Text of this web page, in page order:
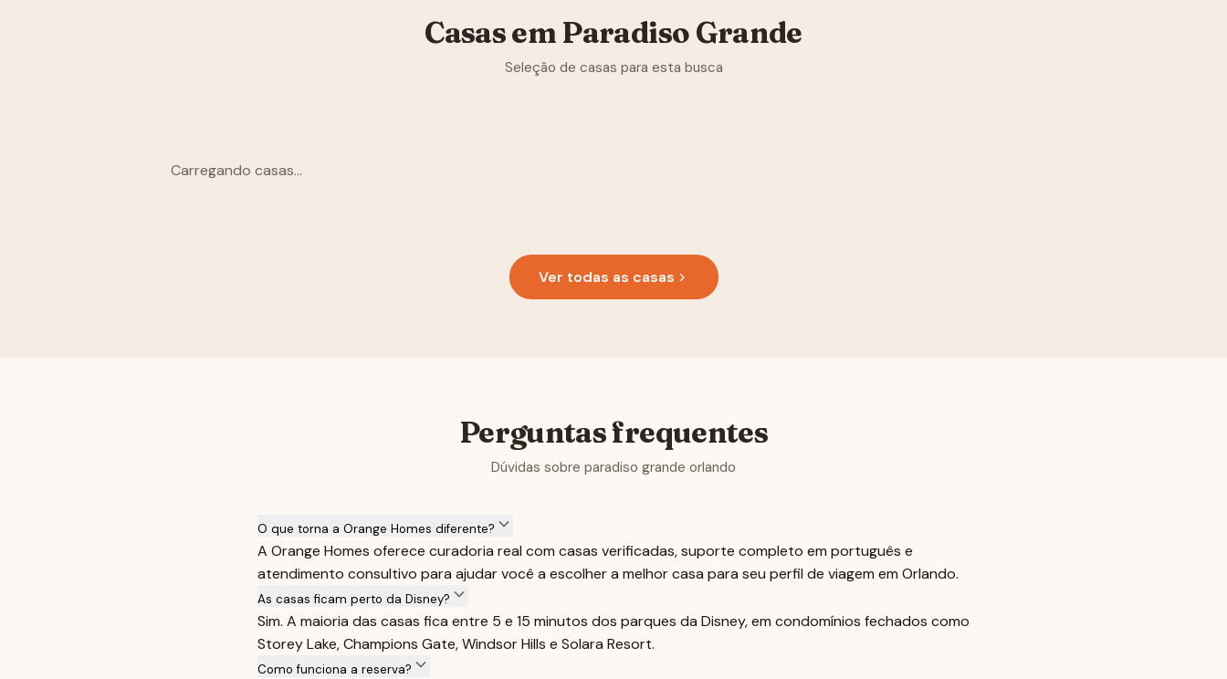
Casas em Paradiso Grande
Seleção de casas para esta busca
Carregando casas...
Ver todas as casas
Perguntas frequentes
Dúvidas sobre paradiso grande orlando
O que torna a Orange Homes diferente?
A Orange Homes oferece curadoria real com casas verificadas, suporte completo em português e
atendimento consultivo para ajudar você a escolher a melhor casa para seu perfil de viagem em Orlando.
As casas ficam perto da Disney?
Sim. A maioria das casas fica entre 5 e 15 minutos dos parques da Disney, em condomínios fechados como
Storey Lake, Champions Gate, Windsor Hills e Solara Resort.
Como funciona a reserva?